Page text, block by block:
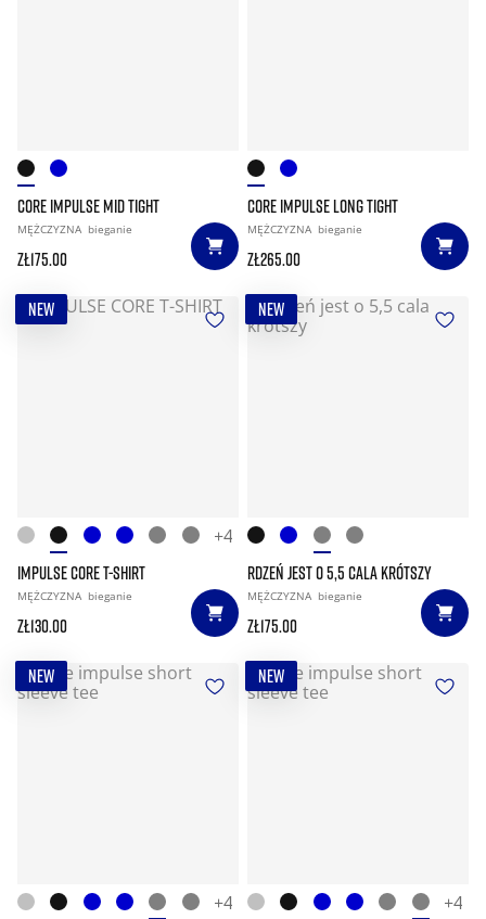
CORE IMPULSE MID TIGHT
MĘŻCZYZNA bieganie
zł175.00
CORE IMPULSE LONG TIGHT
MĘŻCZYZNA bieganie
zł265.00
NEW
+4
IMPULSE CORE T-SHIRT
MĘŻCZYZNA bieganie
zł130.00
NEW
RDZEŃ JEST O 5,5 CALA KRÓTSZY
MĘŻCZYZNA bieganie
zł175.00
NEW
+4
NEW
+4